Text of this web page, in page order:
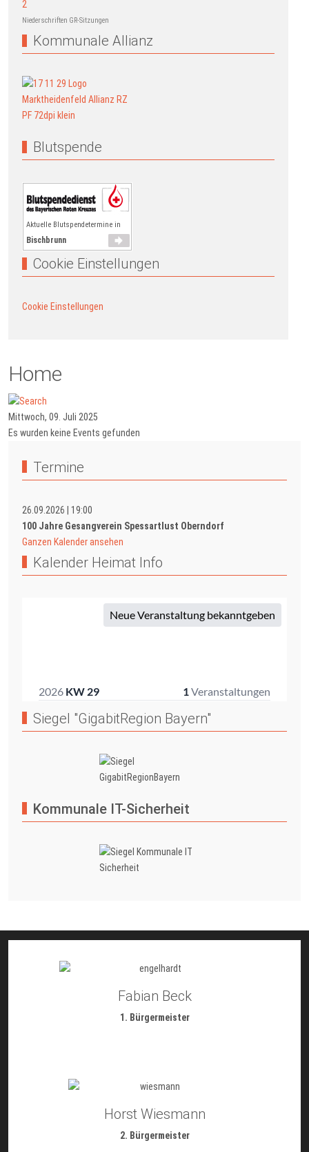
Niederschriften GR-Sitzungen
Kommunale Allianz
Blutspende
Aktuelle Blutspendetermine in
Bischbrunn
Cookie Einstellungen
Cookie Einstellungen
Home
Mittwoch, 09. Juli 2025
Es wurden keine Events gefunden
Termine
26.09.2026
19:00
100 Jahre Gesangverein Spessartlust Oberndorf
Ganzen Kalender ansehen
Kalender Heimat Info
Siegel "GigabitRegion Bayern"
Kommunale IT-Sicherheit
Fabian Beck
1. Bürgermeister
Horst Wiesmann
2. Bürgermeister